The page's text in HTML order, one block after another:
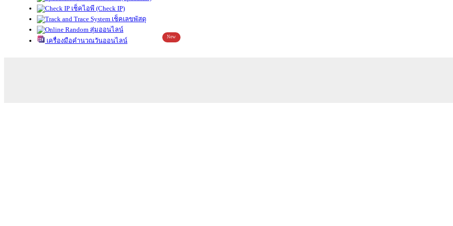
เช็คไอพี (Check IP)
เช็คเลขพัสดุ
สุ่มออนไลน์
เครื่องมือคำนวณวันออนไลน์
New